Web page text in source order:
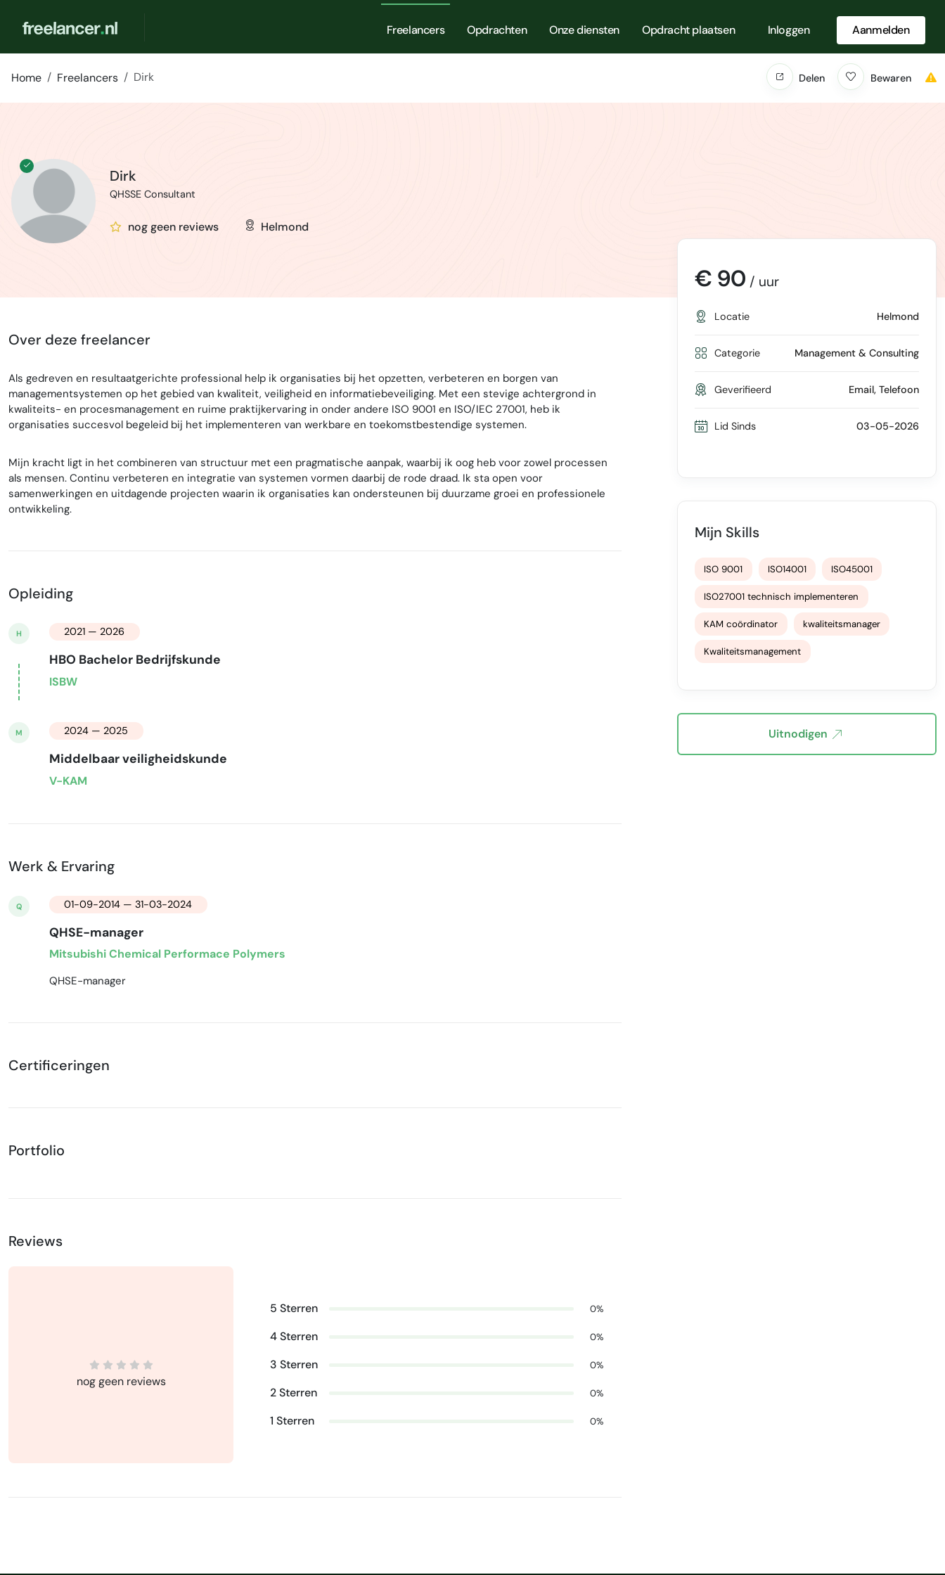
Freelancers Opdrachten Onze diensten Opdracht plaatsen Inloggen Aanmelden
Home Freelancers Dirk Delen Bewaren
Dirk
QHSSE Consultant
nog geen reviews Helmond
Over deze freelancer
Als gedreven en resultaatgerichte professional help ik organisaties bij het opzetten, verbeteren en borgen van
managementsystemen op het gebied van kwaliteit, veiligheid en informatiebeveiliging. Met een stevige achtergrond in
kwaliteits- en procesmanagement en ruime praktijkervaring in onder andere ISO 9001 en ISO/IEC 27001, heb ik
organisaties succesvol begeleid bij het implementeren van werkbare en toekomstbestendige systemen.
Mijn kracht ligt in het combineren van structuur met een pragmatische aanpak, waarbij ik oog heb voor zowel processen
als mensen. Continu verbeteren en integratie van systemen vormen daarbij de rode draad. Ik sta open voor
samenwerkingen en uitdagende projecten waarin ik organisaties kan ondersteunen bij duurzame groei en professionele
ontwikkeling.
Opleiding
H 2021 — 2026
HBO Bachelor Bedrijfskunde
ISBW
M 2024 — 2025
Middelbaar veiligheidskunde
V-KAM
Werk & Ervaring
Q 01-09-2014 — 31-03-2024
QHSE-manager
Mitsubishi Chemical Performace Polymers
QHSE-manager
Certificeringen
Portfolio
Reviews
nog geen reviews
5 Sterren 0%
4 Sterren 0%
3 Sterren 0%
2 Sterren 0%
1 Sterren 0%
€ 90 / uur
Locatie Helmond
Categorie Management & Consulting
Geverifieerd Email, Telefoon
Lid Sinds 03-05-2026
Mijn Skills
ISO 9001 ISO14001 ISO45001
ISO27001 technisch implementeren
KAM coördinator kwaliteitsmanager
Kwaliteitsmanagement
Uitnodigen